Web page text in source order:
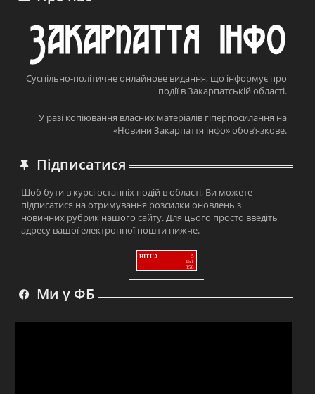
Суспільно-політичне онлайнове видання, що інформує про
події в Закарпатській області.
У разі копіювання власних матеріалів гіперпосилання на
«Новини Закарпаття інфо» обов’язкове.
Підписатися
Щоб бути в курсі останніх подій в області, Ви можете
підписатися на отримування розсилки оновлень з
новинних рубрик нашого сайту. Для цього просто введіть
адресу вашої електронної пошти нижче.
HIT.UA
5
151
358
Ми у ФБ